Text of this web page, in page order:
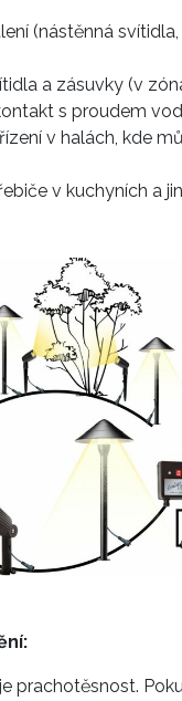
(nástěnná
a zásuvky (v
s proudem
v halách, kde
v kuchyních a
prachotěsnost.